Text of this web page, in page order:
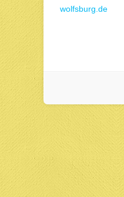
wolfsburg.de